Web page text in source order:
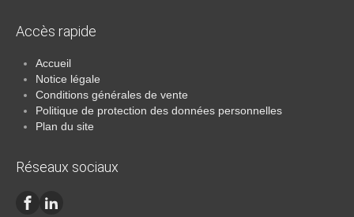
Accès rapide
Accueil
Notice légale
Conditions générales de vente
Politique de protection des données personnelles
Plan du site
Réseaux sociaux